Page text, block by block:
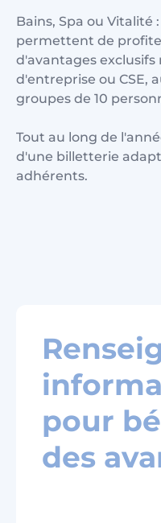
Bains, Spa ou Vitalité
permettent de
d'avantages exclusifs
d'entreprise ou CSE,
groupes de 10
Tout au long de
d'une billetterie
adhérents.
pour
des